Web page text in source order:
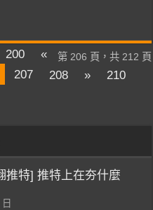
第 206 頁，共 212 頁
200
«
207 208 »
210
推特] 推特上在夯什麼